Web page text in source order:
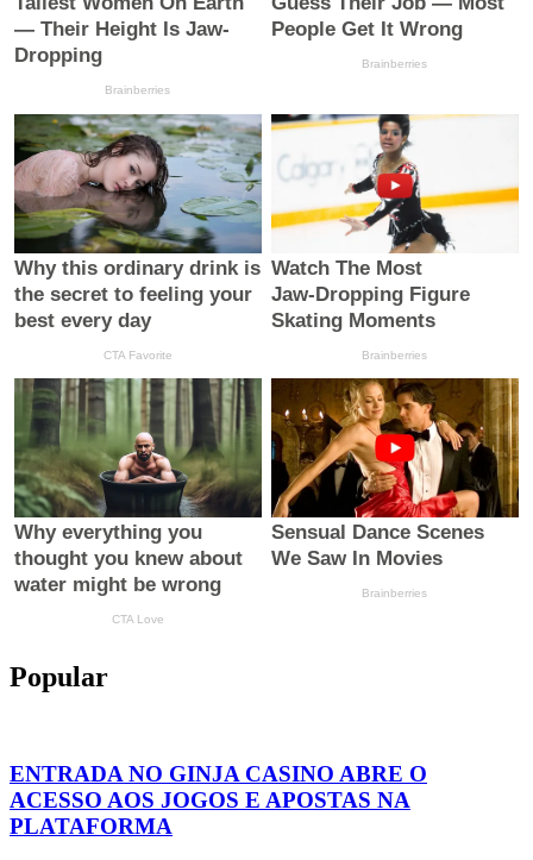
Popular
ENTRADA NO GINJA CASINO ABRE O
ACESSO AOS JOGOS E APOSTAS NA
PLATAFORMA